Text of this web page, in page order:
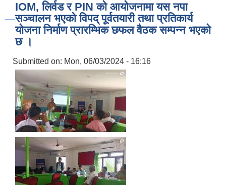
IOM, लिर्वड र PIN को आयोजनामा यस नपा
सञ्चालन भएको विपद् पूर्वतयारी तथा प्रतिकार्य
योजना निर्माण प्रारम्भिक छफल वैठक सम्पन्न भएको
छ ।
Submitted on: Mon, 06/03/2024 - 16:16